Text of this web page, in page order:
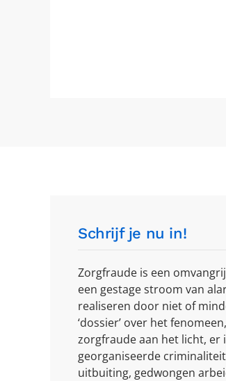
Schrijf je nu in!
Zorgfraude is een
een gestage stroom van
realiseren door niet of
‘dossier’ over het
zorgfraude aan het licht, er
georganiseerde
uitbuiting, gedwongen